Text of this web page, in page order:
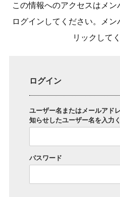
この情報へのアクセスはメン
ログインしてください。メ
リックして
ログイン
ユーザー名またはメールアド
知らせしたユーザー名を入力く
パスワード